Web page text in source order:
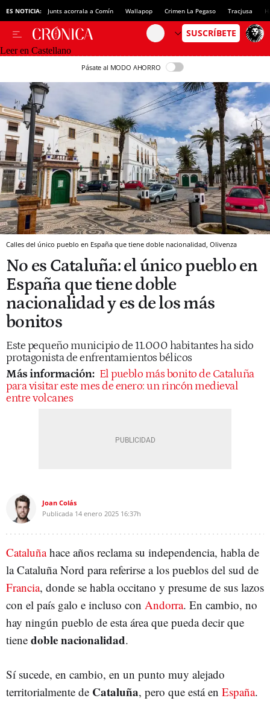
ES NOTICIA: Junts acorrala a Comín Wallapop Crimen La Pegaso Tracjusa
Leer en Castellano
Pásate al MODO AHORRO
Calles del único pueblo en España que tiene doble nacionalidad, Olivenza
No es Cataluña: el único pueblo en
España que tiene doble
nacionalidad y es de los más
bonitos
Este pequeño municipio de 11.000 habitantes ha sido
protagonista de enfrentamientos bélicos
Más información: El pueblo más bonito de Cataluña
para visitar este mes de enero: un rincón medieval
entre volcanes
Joan Colás
Publicada 14 enero 2025 16:37h
Cataluñahace años reclama su independencia, habla de
la Cataluña Nord para referirse a los pueblos del sud de
Francia, donde se habla occitano y presume de sus lazos
con el país galo e incluso con Andorra. En cambio, no
hay ningún pueblo de esta área que pueda decir que
tiene doble nacionalidad.
Sí sucede, en cambio, en un punto muy alejado
territorialmente de Cataluña, pero que está en España.